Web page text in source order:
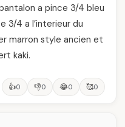
a pince 3/4 bleu
3/4 a l’interieur du
marron style ancien et
kaki.
👍0 👎0 😂0 🥰0